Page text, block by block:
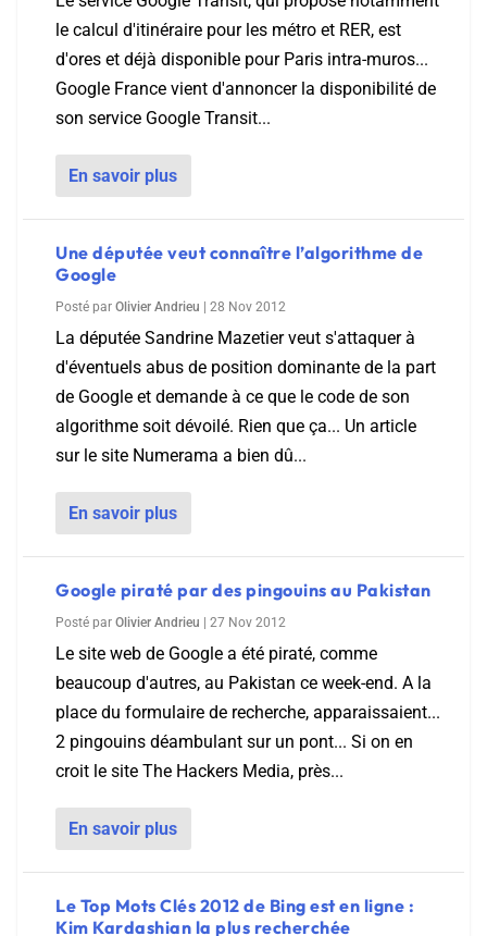
le calcul d'itinéraire pour les métro et RER, est
d'ores et déjà disponible pour Paris intra-muros...
Google France vient d'annoncer la disponibilité de
son service Google Transit...
En savoir plus
Une députée veut connaître l’algorithme de
Google
Posté par Olivier Andrieu 28 Nov 2012
La députée Sandrine Mazetier veut s'attaquer à
d'éventuels abus de position dominante de la part
de Google et demande à ce que le code de son
algorithme soit dévoilé. Rien que ça... Un article
sur le site Numerama a bien dû...
En savoir plus
Google piraté par des pingouins au Pakistan
Posté par Olivier Andrieu 27 Nov 2012
Le site web de Google a été piraté, comme
beaucoup d'autres, au Pakistan ce week-end. A la
place du formulaire de recherche, apparaissaient...
2 pingouins déambulant sur un pont... Si on en
croit le site The Hackers Media, près...
En savoir plus
Le Top Mots Clés 2012 de Bing est en ligne :
Kim Kardashian la plus recherchée